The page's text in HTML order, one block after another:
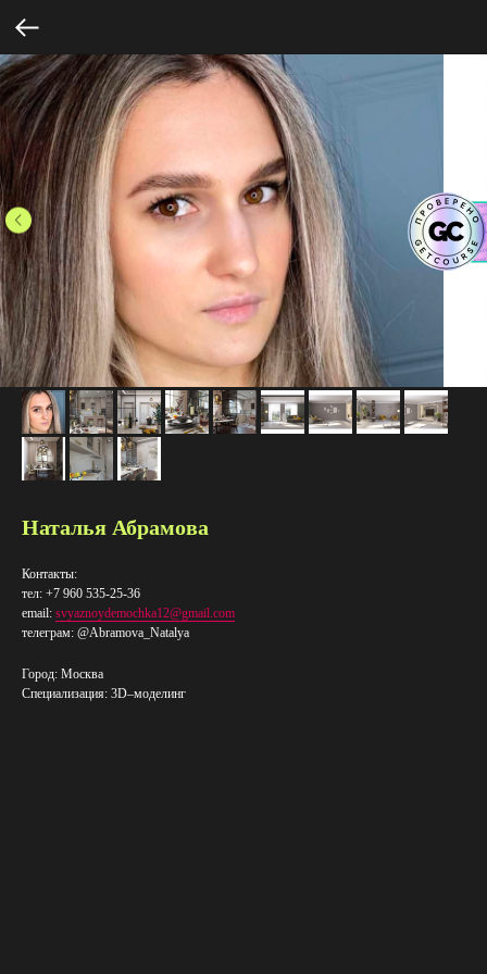
Наталья Абрамова
Контакты:
тел: +7 960 535-25-36
email: svyaznoydemochka12@gmail.com
телеграм: @Abramova_Natalya
Город: Москва
Специализация: 3D–​моделинг